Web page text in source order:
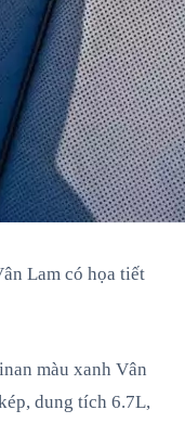
Lam có họa tiết
màu xanh Vân
dung tích 6.7L,